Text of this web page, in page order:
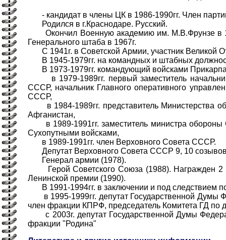
- кандидат в члены ЦК в 1986-1990гг. Член
Родился в г.Краснодаре. Русский.
Окончил Военную академию им. М.В.Фрунзе в
Генерального штаба в 1967г.
С 1941г. в Советской Армии, участник Великой
В 1945-1979гг. на командных и штабных
В 1973-1979гг. командующий войсками
в 1979-1989гг. первый заместитель
СССР, начальник Главного оперативного
СССР,
в 1984-1989гг. представитель Министерства
Афганистан,
в 1989-1991гг. заместитель министра
Сухопутными войсками,
в 1989-1991гг. член Верховного Совета СССР.
Депутат Верховного Совета СССР 9, 10
Генерал армии (1978).
Герой Советского Союза (1988). Награжден 2
Ленинской премии (1990).
В 1991-1994гг. в заключении и под следствием
в 1995-1999гг. депутат Государственной Думы
член фракции КПРФ, председатель Комитета ГД по
с 2003г. депутат Государственной Думы
фракции "Родина"